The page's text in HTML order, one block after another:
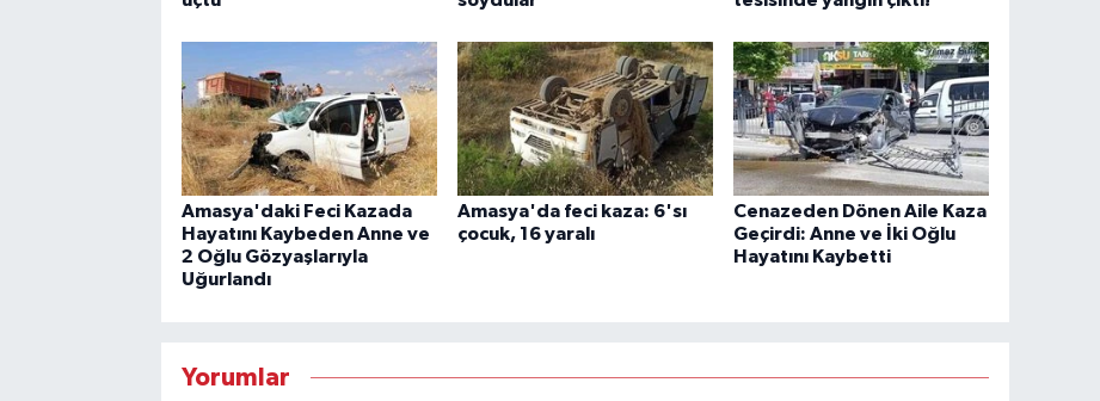
Amasya'daki Feci Kazada
Hayatını Kaybeden Anne ve
2 Oğlu Gözyaşlarıyla
Uğurlandı
Amasya'da feci kaza: 6'sı
çocuk, 16 yaralı
Cenazeden Dönen Aile Kaza
Geçirdi: Anne ve İki Oğlu
Hayatını Kaybetti
Yorumlar